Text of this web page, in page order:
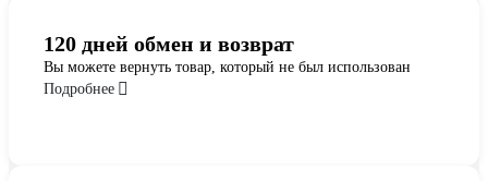
120 дней обмен и возврат
Вы можете вернуть товар, который не был использован
Подробнее